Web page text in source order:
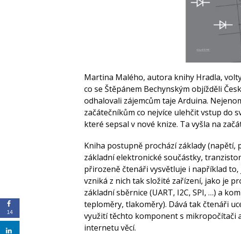
Martina Malého, autora knihy Hradla,
co se Štěpánem Bechynským objížděli
odhalovali zájemcům taje Arduina.
začátečníkům co nejvíce ulehčit vstup do
které sepsal v nové knize. Ta vyšla na
Kniha postupně prochází základy
základní elektronické součástky,
přirozeně čtenáři vysvětluje i například
vzniká z nich tak složité zařízení, jako je
základní sběrnice (UART, I2C, SPI, …) a
teploměry, tlakoměry). Dává tak čtenáři
využití těchto komponent s mikropočítači
internetu věcí.
14